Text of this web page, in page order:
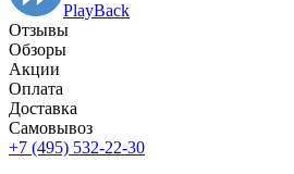
PlayBack
Отзывы
Обзоры
Aкции
Оплата
Доставка
Самовывоз
+7 (495) 532-22-30